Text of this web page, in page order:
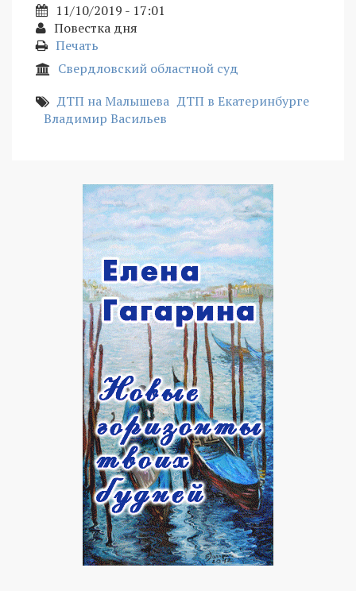
11/10/2019 - 17:01
Повестка дня
Печать
Свердловский областной суд
ДТП на Малышева ДТП в Екатеринбурге
Владимир Васильев